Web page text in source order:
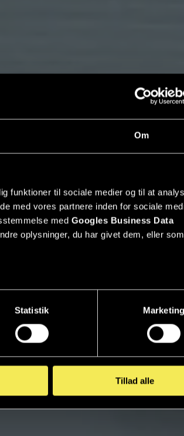
Om
funktioner til sociale medier og til at
med vores partnere inden for sociale
med Googles Business Data
oplysninger, du har givet dem, eller
Statistik Marketing
Tillad alle